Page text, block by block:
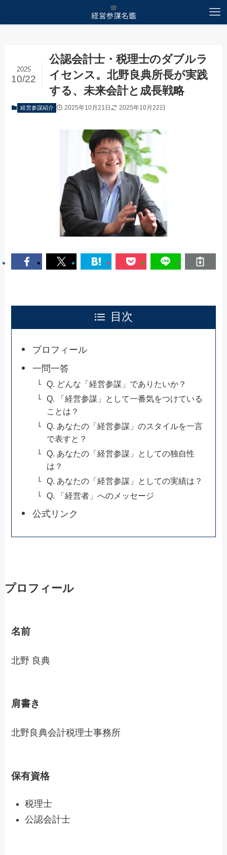
公認会計士・税理士のダブルラ
イセンス。北野良典所長が実践
する、未来会計と成長戦略
2025
10/22
経営参謀紹介 2025年10月21日 2025年10月22日
目次
プロフィール
一問一答
Q. どんな「経営参謀」でありたいか？
Q. 「経営参謀」として一番気をつけている
ことは？
Q. あなたの「経営参謀」のスタイルを一言
で表すと？
Q. あなたの「経営参謀」としての独自性
は？
Q. あなたの「経営参謀」としての実績は？
Q. 「経営者」へのメッセージ
公式リンク
プロフィール
名前
北野 良典
肩書き
北野良典会計税理士事務所
保有資格
税理士
公認会計士